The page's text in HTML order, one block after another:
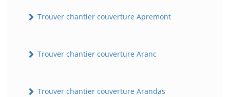
Trouver chantier couverture Apremont
Trouver chantier couverture Aranc
Trouver chantier couverture Arandas